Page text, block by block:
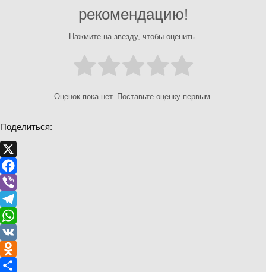
рекомендацию!
Нажмите на звезду, чтобы оценить.
Оценок пока нет. Поставьте оценку первым.
Поделиться:
X
Facebook
Viber
Telegram
WhatsApp
VK
Odnoklassniki